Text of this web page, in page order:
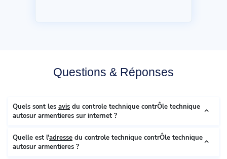
Questions & Réponses
Quels sont les avis du controle technique contrÔle technique
autosur armentieres sur internet ?
Quelle est l'adresse du controle technique contrÔle technique
autosur armentieres ?